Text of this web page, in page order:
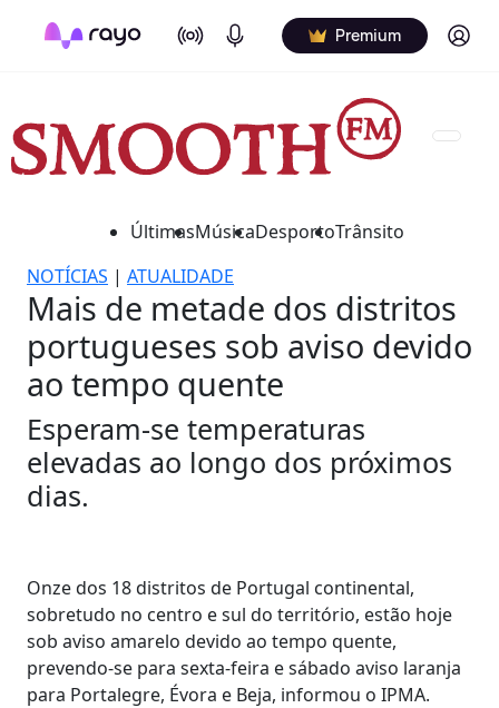
On Air Podcasts Premium Log in
ÚltimasMúsicaDesportoTrânsito
NOTÍCIAS | ATUALIDADE
Mais de metade dos distritos
portugueses sob aviso devido
ao tempo quente
Esperam-se temperaturas
elevadas ao longo dos próximos
dias.
Onze dos 18 distritos de Portugal continental,
sobretudo no centro e sul do território, estão hoje
sob aviso amarelo devido ao tempo quente,
prevendo-se para sexta-feira e sábado aviso laranja
para Portalegre, Évora e Beja, informou o IPMA.